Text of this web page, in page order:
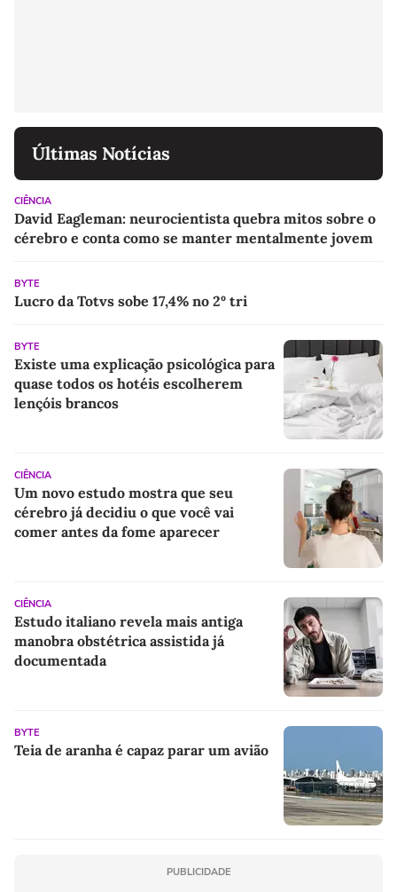
Últimas Notícias
CIÊNCIA
David Eagleman: neurocientista quebra mitos sobre o
cérebro e conta como se manter mentalmente jovem
BYTE
Lucro da Totvs sobe 17,4% no 2º tri
BYTE
Existe uma explicação psicológica para
quase todos os hotéis escolherem
lençóis brancos
CIÊNCIA
Um novo estudo mostra que seu
cérebro já decidiu o que você vai
comer antes da fome aparecer
CIÊNCIA
Estudo italiano revela mais antiga
manobra obstétrica assistida já
documentada
BYTE
Teia de aranha é capaz parar um avião
PUBLICIDADE